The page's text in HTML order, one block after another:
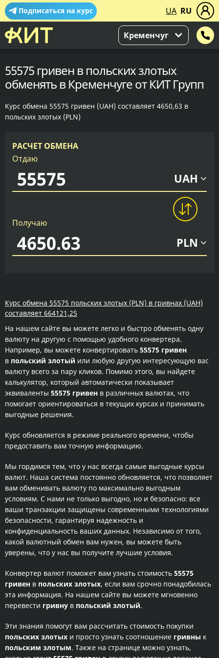
Подписаться на курс UA RU
Кременчуг
55575 гривен в польских злотых
обменять в Кременчуге от КИТ Групп
Курс обмена 55575 гривен (UAH) составляет 4650,63 в
польских злотых (PLN)
РАСЧЕТ ОБМЕНА
Отдаю
UAH
Получаю
PLN
Курс обмена 55575 польских злотых (PLN) в гривнах (UAH)
составляет 664121,25
На нашем сайте вы можете легко и быстро обменять одну
валюту на другую с помощью удобного конвертера.
Например, вы можете конвертировать 55575 гривен
в польский злотый или любую другую интересующую вас
валюту всего за пару кликов. Помимо этого, вы найдете
калькулятор, который автоматически показывает
эквиваленты 55575 гривен в различных валютах, что
помогает ориентироваться в текущих курсах и принимать
выгодные решения.
Курс обновляется в режиме реального времени, чтобы
предоставить вам точную информацию.
Мы гордимся тем, что у нас всегда самые выгодные курсы
валют. Наша система постоянно обновляется, что позволяет
вам обменивать валюту по максимально выгодным
условиям. С нами не только выгодно, но и безопасно: все
ваши транзакции защищены современными технологиями
безопасности, гарантируя надежность и
конфиденциальность ваших данных. Независимо от того,
какой валютный обмен вам нужен, вы можете быть
уверены, что у нас вы получите лучшие условия.
Конвертер валют поможет вам узнать стоимость 55575
гривен в польских злотых, если вам срочно понадобилась
эта информация. На нашем сайте вы можете мгновенно
перевести гривну в польский злотый.
Эти знания помогут вам рассчитать стоимость покупки
польских злотых и просто узнать соотношение гривны к
польским злотым. Также на странице можно узнать,